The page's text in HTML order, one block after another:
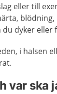
eller till
du dyker
i halsen
var ska